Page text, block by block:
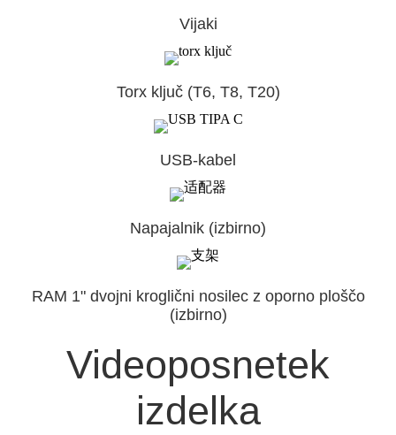
Vijaki
Torx ključ (T6, T8, T20)
USB-kabel
Napajalnik (izbirno)
RAM 1" dvojni kroglični nosilec z oporno ploščo
(izbirno)
Videoposnetek
izdelka